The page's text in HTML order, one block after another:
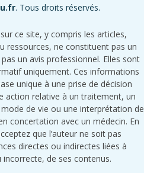
. Tous droits réservés.
ce site, y compris les articles,
ressources, ne constituent pas un
un avis professionnel. Elles sont
uniquement. Ces informations
unique à une prise de décision
action relative à un traitement, un
de vie ou une interprétation de
concertation avec un médecin. En
que l’auteur ne soit pas
directes ou indirectes liées à
de ses contenus.